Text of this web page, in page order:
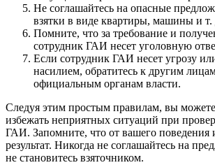
Не соглашайтесь на опасные
взятки в виде квартиры, машины и т.
Помните, что за требование и
сотрудник ГАИ несет уголовную
Если сотрудник ГАИ несет угрозу
насилием, обратитесь к другим
официальным органам власти.
Следуя этим простым правилам, вы
избежать неприятных ситуаций при
ГАИ. Запомните, что от вашего поведения
результат. Никогда не соглашайтесь на
не становитесь взяточником.